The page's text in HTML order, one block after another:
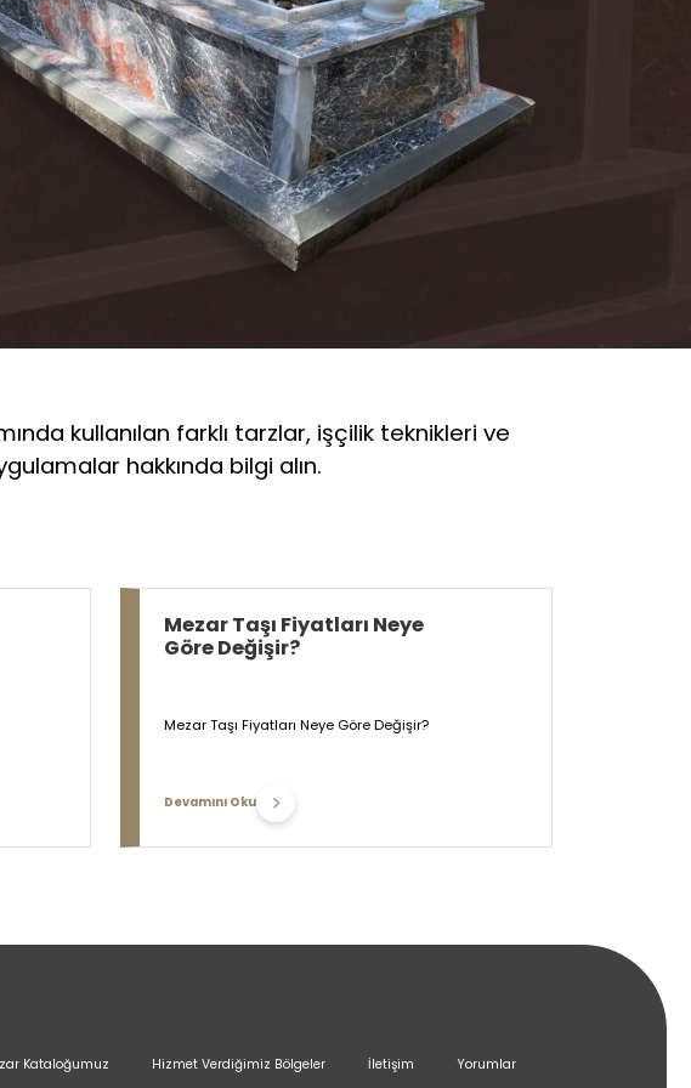
kullanılan farklı tarzlar, işçilik teknikleri ve
hakkında bilgi alın.
Mezar Taşı Fiyatları Neye
Göre Değişir?
Mezar Taşı Fiyatları Neye Göre Değişir?
Devamını Oku
Kataloğumuz Hizmet Verdiğimiz Bölgeler İletişim Yorumlar